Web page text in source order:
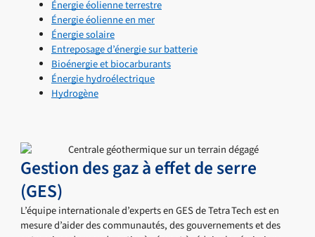
Énergie éolienne terrestre
Énergie éolienne en mer
Énergie solaire
Entreposage d’énergie sur batterie
Bioénergie et biocarburants
Énergie hydroélectrique
Hydrogène
Gestion des gaz à effet de serre
(GES)
L’équipe internationale d’experts en GES de Tetra Tech est en
mesure d’aider des communautés, des gouvernements et des